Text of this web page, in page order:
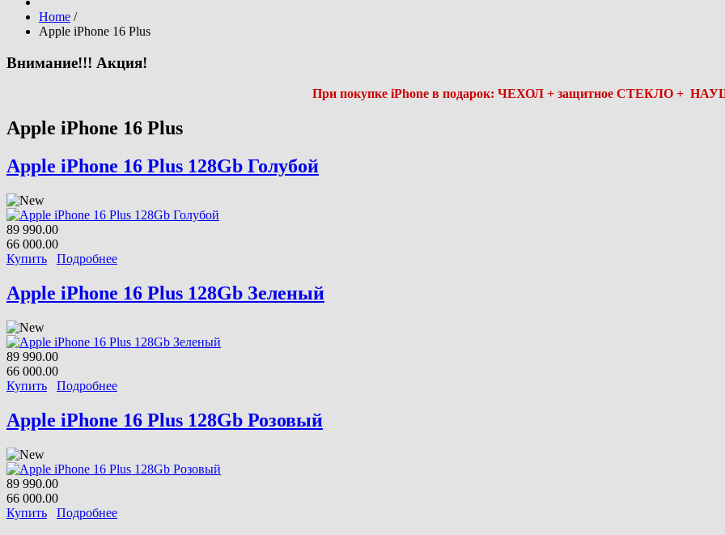
Home /
Apple iPhone 16 Plus
Внимание!!! Акция!
При покупке iPhone в подарок: ЧЕХОЛ + защитное СТЕКЛО +
Apple iPhone 16 Plus
Apple iPhone 16 Plus 128Gb Голубой
89 990.00
66 000.00
Купить
Подробнее
Apple iPhone 16 Plus 128Gb Зеленый
89 990.00
66 000.00
Купить
Подробнее
Apple iPhone 16 Plus 128Gb Розовый
89 990.00
66 000.00
Купить
Подробнее